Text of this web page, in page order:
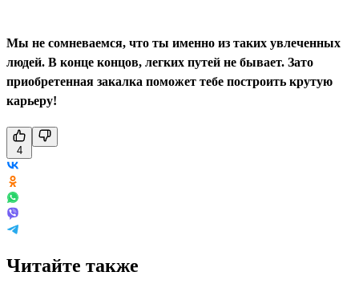
Мы не сомневаемся, что ты именно из таких увлеченных
людей. В конце концов, легких путей не бывает. Зато
приобретенная закалка поможет тебе построить крутую
карьеру!
4
Читайте также